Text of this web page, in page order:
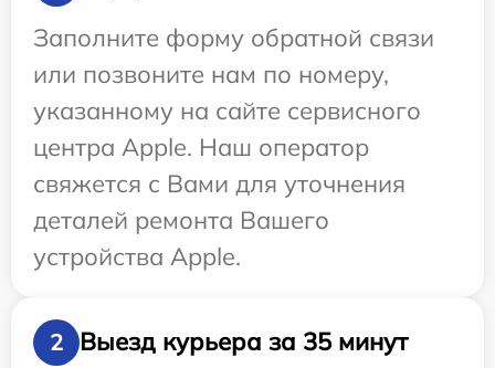
Заполните форму обратной связи
или позвоните нам по номеру,
указанному на сайте сервисного
центра Apple. Наш оператор
свяжется с Вами для уточнения
деталей ремонта Вашего
устройства Apple.
2
Выезд курьера за 35 минут